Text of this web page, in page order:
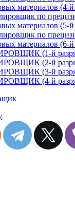
материалов (4-й
по
материалов (5-й
по
материалов (6-й
(1-й
(2-й
(3-й
(4-й